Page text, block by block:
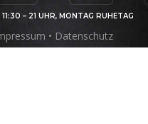
– 21 UHR, MONTAG RUHETAG
• Datenschutz